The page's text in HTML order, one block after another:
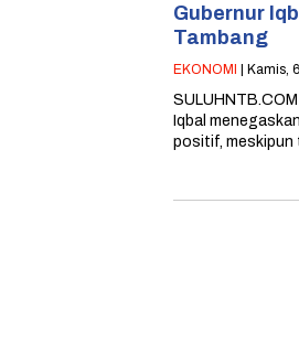
Gubernur
Tambang
EKONOMI | Kamis,
Iqbal
positif, meskipun